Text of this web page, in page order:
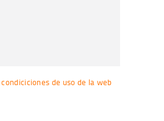
de uso de la web